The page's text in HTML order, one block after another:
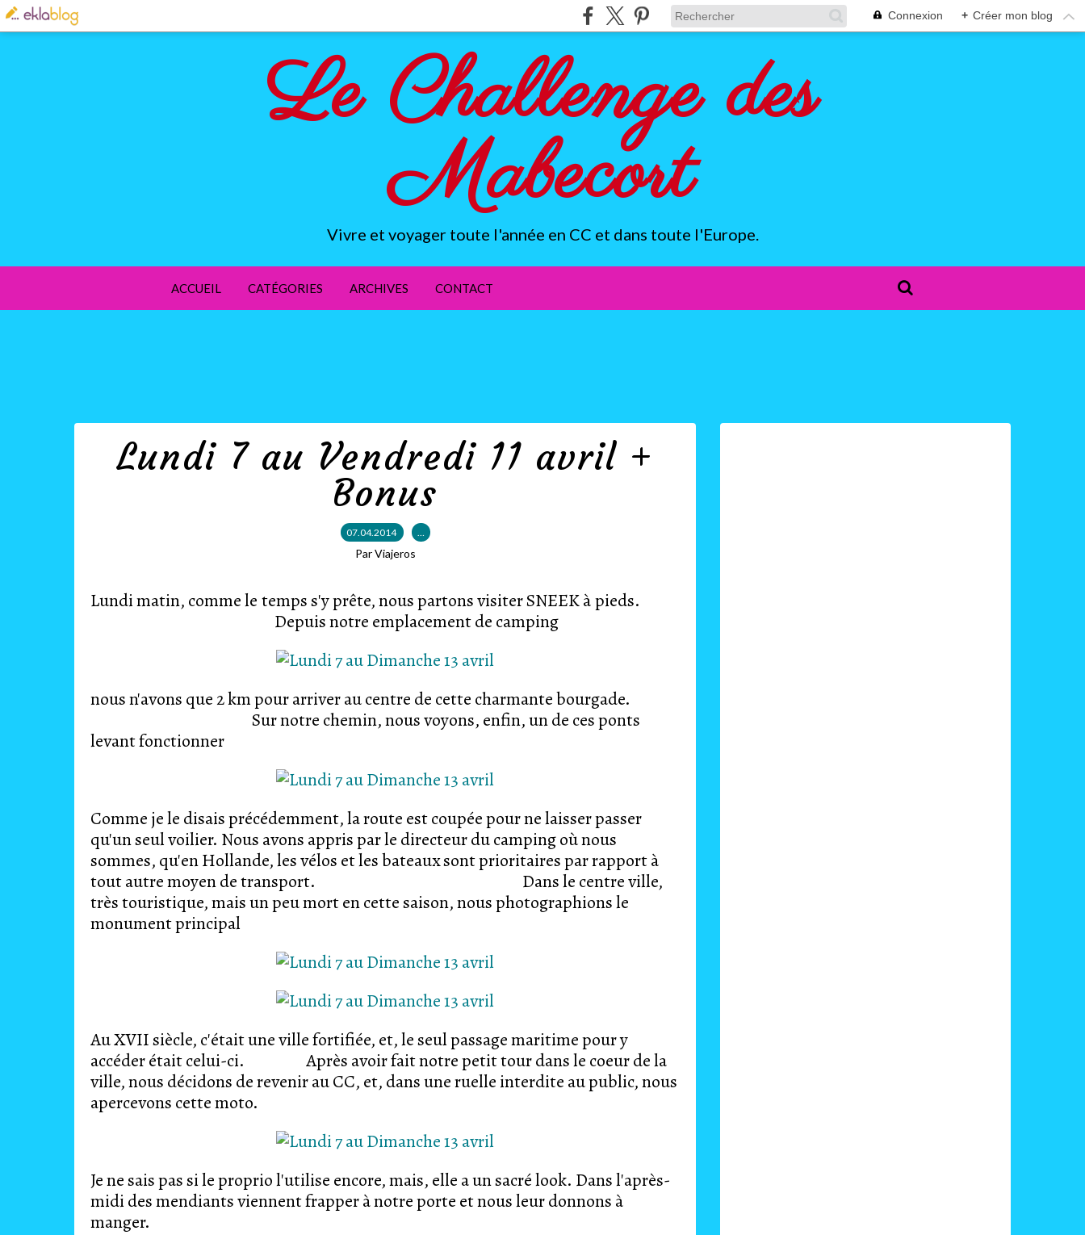
Connexion + Créer mon blog
Le Challenge des
Mabecort
Vivre et voyager toute l'année en CC et dans toute l'Europe.
ACCUEIL CATÉGORIES ARCHIVES CONTACT
Lundi 7 au Vendredi 11 avril +
Bonus
07.04.2014 …
Par Viajeros
Lundi matin, comme le temps s'y prête, nous partons visiter SNEEK à pieds.
Depuis notre emplacement de camping
nous n'avons que 2 km pour arriver au centre de cette charmante bourgade.
Sur notre chemin, nous voyons, enfin, un de ces ponts
levant fonctionner
Comme je le disais précédemment, la route est coupée pour ne laisser passer
qu'un seul voilier. Nous avons appris par le directeur du camping où nous
sommes, qu'en Hollande, les vélos et les bateaux sont prioritaires par rapport à
tout autre moyen de transport. Dans le centre ville,
très touristique, mais un peu mort en cette saison, nous photographions le
monument principal
Au XVII siècle, c'était une ville fortifiée, et, le seul passage maritime pour y
accéder était celui-ci. Après avoir fait notre petit tour dans le coeur de la
ville, nous décidons de revenir au CC, et, dans une ruelle interdite au public, nous
apercevons cette moto.
Je ne sais pas si le proprio l'utilise encore, mais, elle a un sacré look. Dans l'après-
midi des mendiants viennent frapper à notre porte et nous leur donnons à
manger.